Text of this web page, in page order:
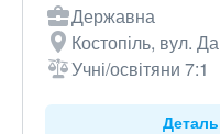
Державна
Костопіль, вул.
Учні/освітяни 7:1